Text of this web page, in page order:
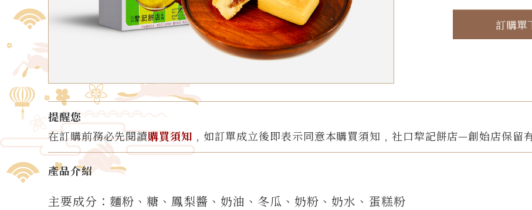
訂購單
提醒您
在訂購前務必先閱讀購買須知 ﹐如訂單成立後即表示同意本購買須知﹐社口犂記餅店—創始店保留
產品介紹
主要成分：麵粉、糖、鳳梨醬、奶油、冬瓜、奶粉、奶水、蛋糕粉